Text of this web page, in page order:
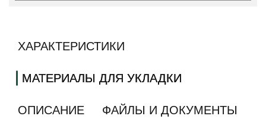
ХАРАКТЕРИСТИКИ
МАТЕРИАЛЫ ДЛЯ УКЛАДКИ
ОПИСАНИЕ ФАЙЛЫ И ДОКУМЕНТЫ